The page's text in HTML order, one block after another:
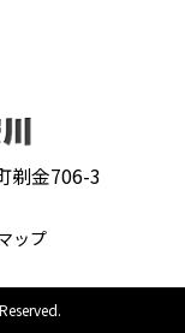
剃金706-3
ップ